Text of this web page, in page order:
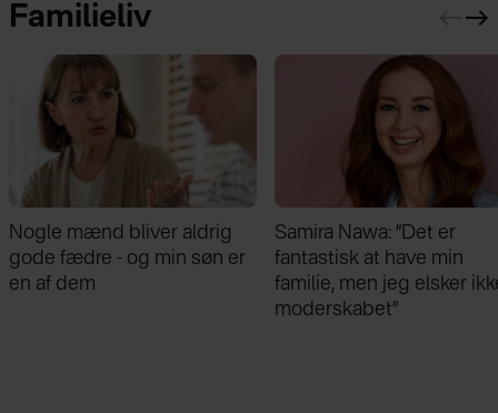
Familieliv
Samira Nawa: ”Det er
fantastisk at have min
familie, men jeg elsker ikke
Jeg valgte at blive skilt
min mand - da jeg en dag
gik forbi hans hus, fik jeg
chok